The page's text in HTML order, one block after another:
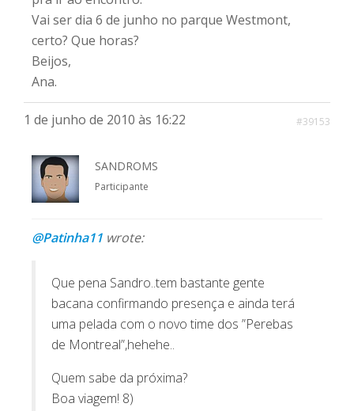
Vai ser dia 6 de junho no parque Westmont,
certo? Que horas?
Beijos,
Ana.
1 de junho de 2010 às 16:22 #39153
SANDROMS
Participante
@Patinha11 wrote:
Que pena Sandro..tem bastante gente
bacana confirmando presença e ainda terá
uma pelada com o novo time dos ”Perebas
de Montreal”,hehehe..
Quem sabe da próxima?
Boa viagem! 8)